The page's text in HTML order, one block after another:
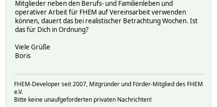
Mitglieder neben den Berufs- und Familienleben und
operativer Arbeit für FHEM auf Vereinsarbeit verwenden
können, dauert das bei realistischer Betrachtung Wochen. Ist
das für Dich in Ordnung?
Viele Grüße
Boris
FHEM-Developer seit 2007, Mitgründer und Förder-Mitglied des FHEM
e.V.
Bitte keine unaufgeforderten privaten Nachrichten!